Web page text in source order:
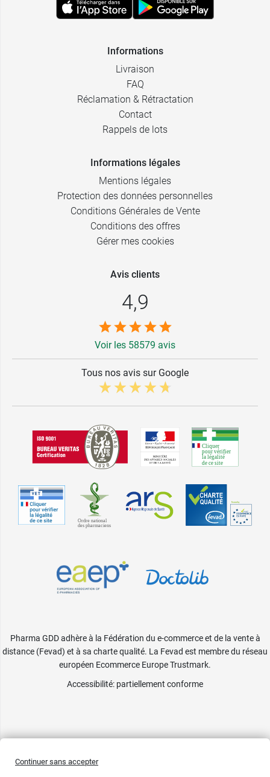
Informations
Livraison
FAQ
Réclamation & Rétractation
Contact
Rappels de lots
Informations légales
Mentions légales
Protection des données personnelles
Conditions Générales de Vente
Conditions des offres
Gérer mes cookies
Avis clients
4,9
Voir les 58579 avis
Tous nos avis sur Google
Pharma GDD adhère à la Fédération du e-commerce et de la vente à
distance (Fevad) et à sa charte qualité. La Fevad est membre du réseau
européen Ecommerce Europe Trustmark.
Accessibilité: partiellement conforme
Continuer sans accepter